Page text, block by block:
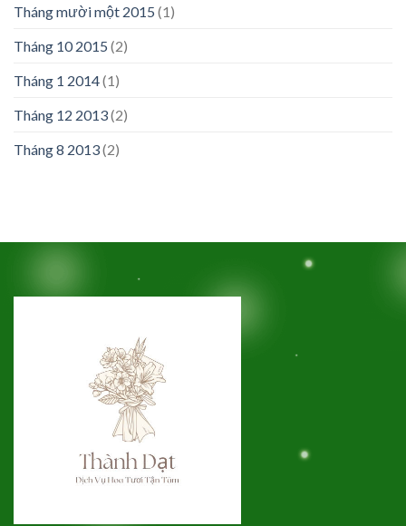
Tháng mười một 2015 (1)
Tháng 10 2015 (2)
Tháng 1 2014(1)
Tháng 12 2013(2)
Tháng 8 2013(2)